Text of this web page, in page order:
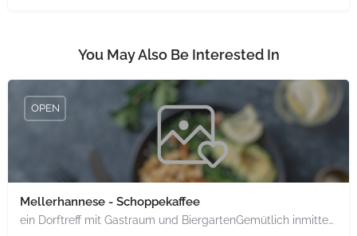
You May Also Be Interested In
Mellerhannese - Schoppekaffee
ein Dorftreff mit Gastraum und BiergartenGemütlich inmitten unserem idyllischen Trais Münzenberg, entlang…
OPEN